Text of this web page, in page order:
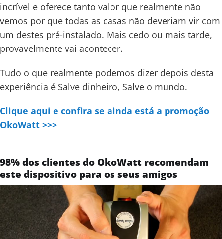
incrível e oferece tanto valor que realmente não
vemos por que todas as casas não deveriam vir com
um destes pré-instalado. Mais cedo ou mais tarde,
provavelmente vai acontecer.
Tudo o que realmente podemos dizer depois desta
experiência é Salve dinheiro, Salve o mundo.
Clique aqui e confira se ainda está a promoção
OkoWatt >>>
98% dos clientes do OkoWatt recomendam
este dispositivo para os seus amigos